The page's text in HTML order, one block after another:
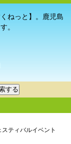
ねっと】。鹿児島
。
する
ティバルイベント